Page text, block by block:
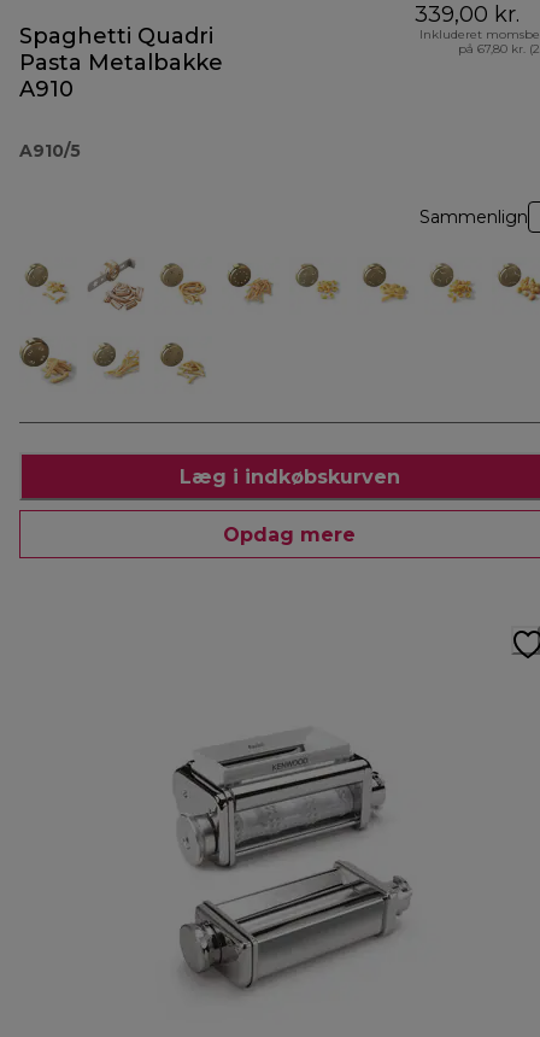
Spaghetti Quadri
Pasta Metalbakke
A910
A910/5
339,00 kr.
Inkluderet
på 67,80 kr.
Sammenlign
Læg i indkøbskurven
Opdag mere